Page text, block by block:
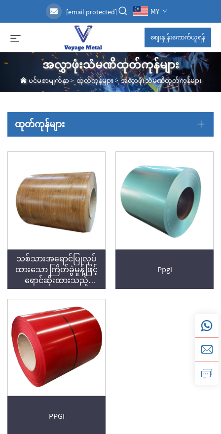
[email protected] MY
စျေးနှုန်းကောက်ယူရန်
အလွှာဖုံးသံမဏိထုတ်ကုန်များ
ပင်မစာမျက်နှာ> ထုတ်ကုန်များ>အလွှာဖုံးသံမဏိထုတ်ကုန်များ
ထုတ်ကုန်များ
သစ်သားအရောင်ပြုလုပ်
ထားသော ကြိတ်ခွဲမှုန့်ဖြင့်
ရောင်ဆိုးထားသည့်
သံချောင်း cu
Ppgl
PPGI